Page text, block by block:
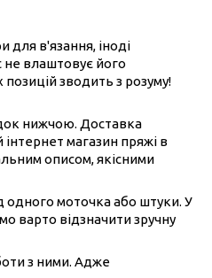
для в'язання, іноді
не влаштовує його
зводить з розуму!
нижчою. Доставка
магазин пряжі в
описом, якісними
одного моточка або штуки. У
варто відзначити зручну
з ними. Адже